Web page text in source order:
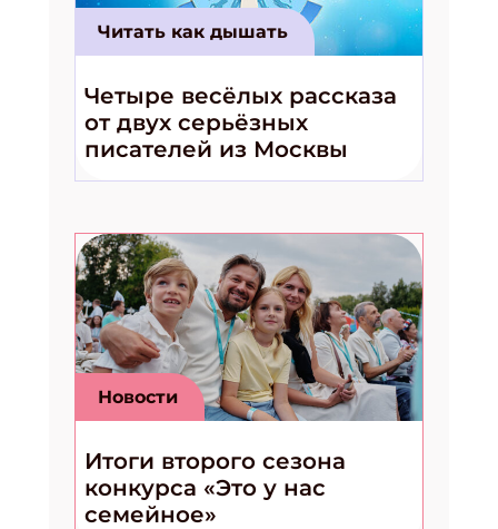
Читать как дышать
Четыре весёлых рассказа
от двух серьёзных
писателей из Москвы
Новости
Итоги второго сезона
конкурса «Это у нас
семейное»
Укажите имя
Укажите Ваш Email
ПОДПИСАТЬСЯ